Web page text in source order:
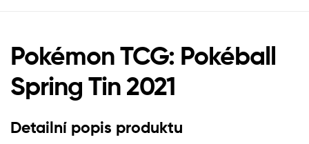
Pokémon TCG: Pokéball
Spring Tin 2021
Detailní popis produktu